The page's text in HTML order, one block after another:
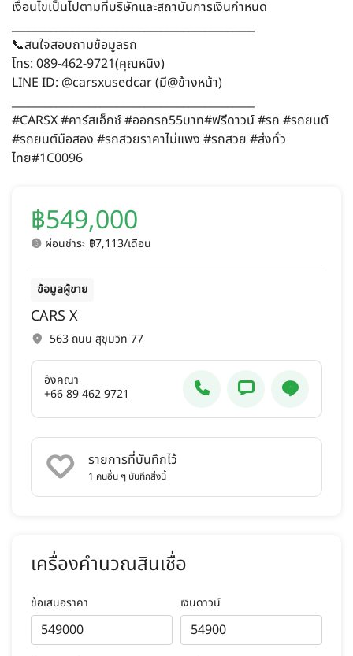
เงื่อนไขเป็นไปตามที่บริษัทและสถาบันการเงินกำหนด
📞สนใจสอบถามข้อมูลรถ
โทร: 089-462-9721(คุณหนิง)
LINE ID: @carsxusedcar (มี@ข้างหน้า)
#CARSX #คาร์สเอ็กซ์ #ออกรถ55บาท#ฟรีดาวน์ #รถ #รถยนต์
#รถยนต์มือสอง #รถสวยราคาไม่แพง #รถสวย #ส่งทั่ว
ไทย#1C0096
฿549,000
ผ่อนชำระ ฿7,113/เดือน
ข้อมูลผู้ขาย
CARS X
563 ถนน สุขุมวิท 77
อังคณา
+66 89 462 9721
รายการที่บันทึกไว้
1 คนอื่น ๆ บันทึกสิ่งนี้
เครื่องคำนวณสินเชื่อ
ข้อเสนอราคา เงินดาวน์